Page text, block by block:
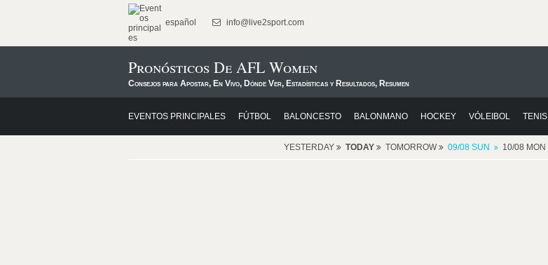
español info@live2sport.com
Pronósticos De AFL Women
Consejos para Apostar, En Vivo, Dónde Ver, Estadísticas y Resultados, Resumen
EVENTOS PRINCIPALES FÚTBOL BALONCESTO BALONMANO HOCKEY VÓLEIBOL TENIS
YESTERDAY TODAY TOMORROW 09/08 SUN 10/08 MON